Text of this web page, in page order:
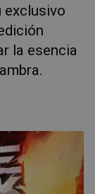
exclusivo
la esencia